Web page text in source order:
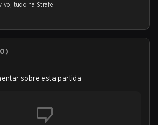
tudo na Strafe.
0)
sobre esta partida